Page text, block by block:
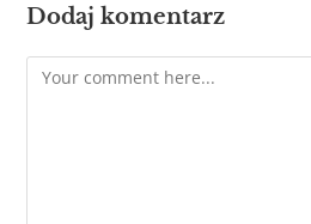
Dodaj komentarz